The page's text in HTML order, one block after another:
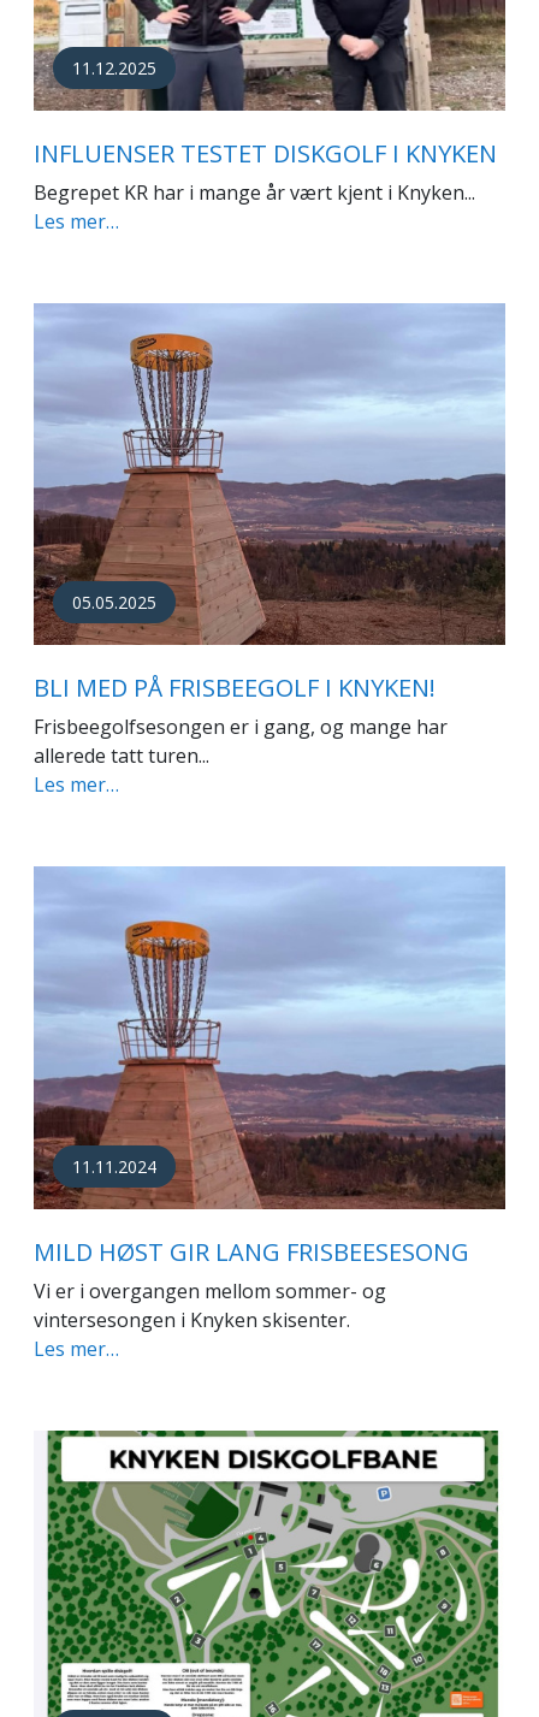
11.12.2025
INFLUENSER TESTET DISKGOLF I KNYKEN
Begrepet KR har i mange år vært kjent i Knyken...
Les mer…
05.05.2025
BLI MED PÅ FRISBEEGOLF I KNYKEN!
Frisbeegolfsesongen er i gang, og mange har
allerede tatt turen...
Les mer…
11.11.2024
MILD HØST GIR LANG FRISBEESESONG
Vi er i overgangen mellom sommer- og
vintersesongen i Knyken skisenter.
Les mer…